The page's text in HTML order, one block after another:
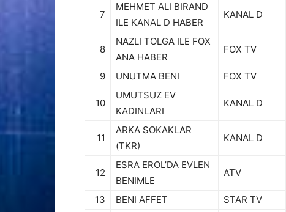
7
MEHMET ALI BIRAND
ILE KANAL D HABER
KANAL D
8
NAZLI TOLGA ILE FOX
ANA HABER
FOX TV
9 UNUTMA BENI FOX TV
10
UMUTSUZ EV
KADINLARI
KANAL D
11
ARKA SOKAKLAR
(TKR)
KANAL D
12
ESRA EROL’DA EVLEN
BENIMLE
ATV
13 BENI AFFET STAR TV